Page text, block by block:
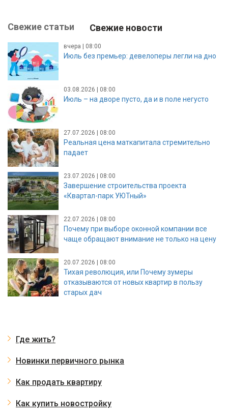
Свежие статьи Свежие новости
вчера | 08:00
Июль без премьер: девелоперы легли на дно
03.08.2026 | 08:00
Июль – на дворе пусто, да и в поле негусто
27.07.2026 | 08:00
Реальная цена маткапитала стремительно
падает
23.07.2026 | 08:00
Завершение строительства проекта
«Квартал-парк УЮТный»
22.07.2026 | 08:00
Почему при выборе оконной компании все
чаще обращают внимание не только на цену
20.07.2026 | 08:00
Тихая революция, или Почему зумеры
отказываются от новых квартир в пользу
старых дач
Где жить?
Новинки первичного рынка
Как продать квартиру
Как купить новостройку